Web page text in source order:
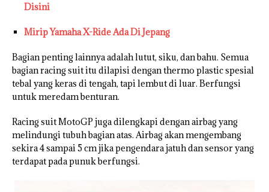
Disini
Mirip Yamaha X-Ride Ada Di Jepang
Bagian penting lainnya adalah lutut, siku, dan bahu. Semua
bagian racing suit itu dilapisi dengan thermo plastic spesial
tebal yang keras di tengah, tapi lembut di luar. Berfungsi
untuk meredam benturan.
Racing suit MotoGP juga dilengkapi dengan airbag yang
melindungi tubuh bagian atas. Airbag akan mengembang
sekira 4 sampai 5 cm jika pengendara jatuh dan sensor yang
terdapat pada punuk berfungsi.